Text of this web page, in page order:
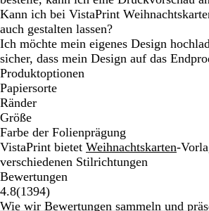
Kann ich bei VistaPrint
auch gestalten lassen?
Ich möchte mein eigenes Design
sicher, dass mein Design auf das
Produktoptionen
Papiersorte
Ränder
Größe
Farbe der Folienprägung
VistaPrint bietet Weihnachtskarten-
verschiedenen Stilrichtungen
Bewertungen
4.8(13941394
Bewertungen
)
Wie wir Bewertungen sammeln und